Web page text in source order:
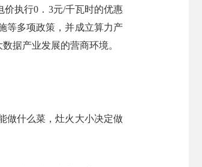
执行0．3元/千瓦时的优惠
等多项政策，并成立算力产
据产业发展的营商环境。
做什么菜，灶火大小决定做